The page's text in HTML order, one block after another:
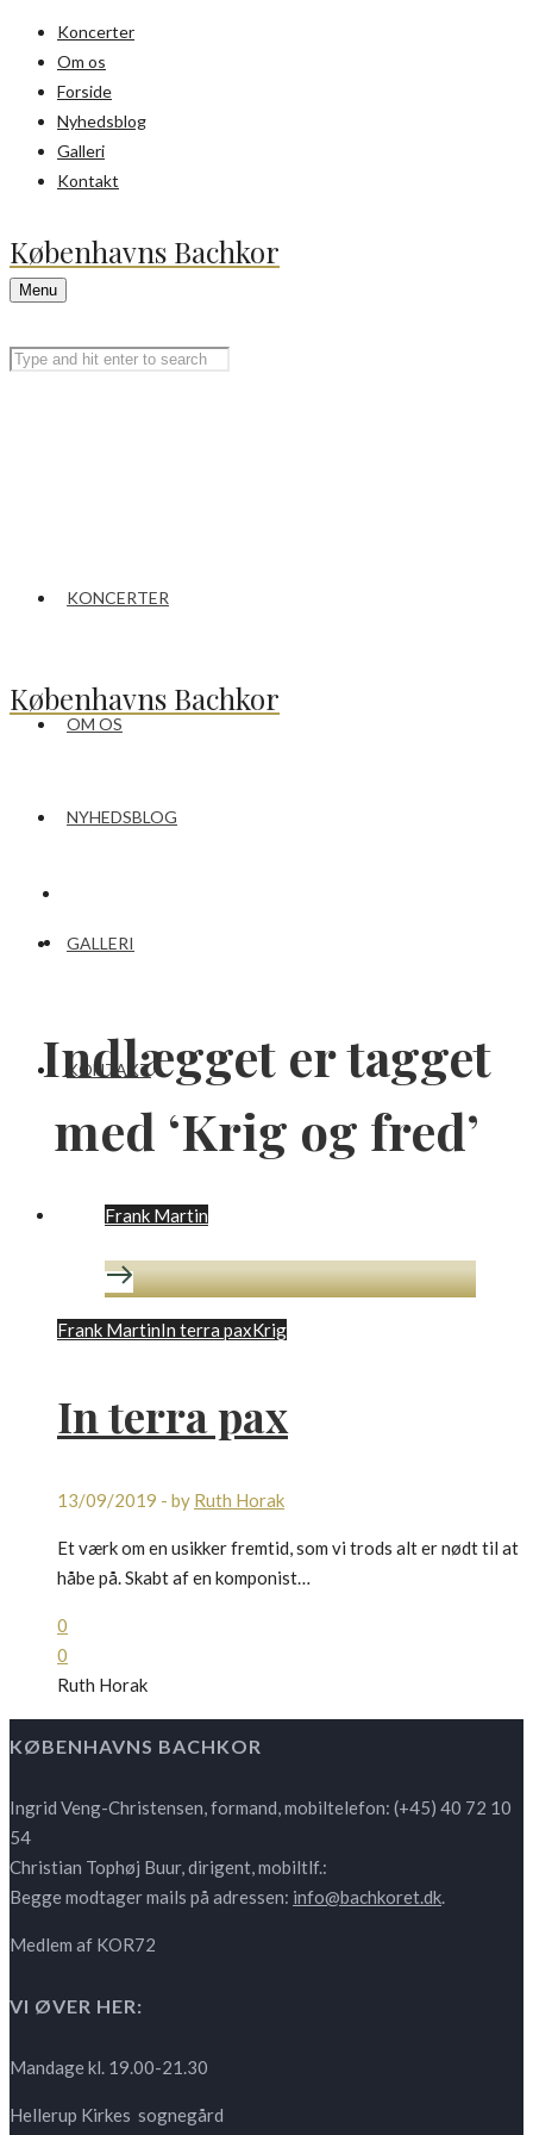
Koncerter
Om os
Forside
Nyhedsblog
Galleri
Kontakt
Københavns Bachkor
Menu
KONCERTER
OM OS
Københavns Bachkor
NYHEDSBLOG
GALLERI
KONTAKT
Indlægget er tagget
med ‘Krig og fred’
Frank Martin
Frank MartinIn terra paxKrig
In terra pax
13/09/2019 - by Ruth Horak
Et værk om en usikker fremtid, som vi trods alt er nødt til at
håbe på. Skabt af en komponist…
0
0
Ruth Horak
KØBENHAVNS BACHKOR
Ingrid Veng-Christensen, formand, mobiltelefon: (+45) 40 72 10
54
Christian Tophøj Buur, dirigent, mobiltlf.:
Begge modtager mails på adressen: info@bachkoret.dk.
Medlem af KOR72
VI ØVER HER:
Mandage kl. 19.00-21.30
Hellerup Kirkes sognegård